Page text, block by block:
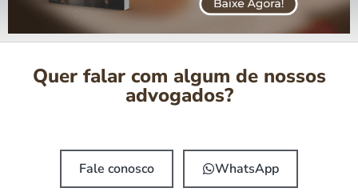
Quer falar com algum de nossos
advogados?
Fale conosco WhatsApp